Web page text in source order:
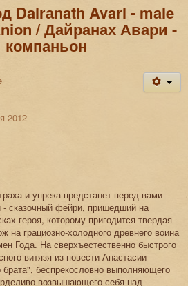
Dairаnath Avari - male
/ Дайранах Авари -
компаньон
2012
и упрека предстанет перед вами
- сказочный фейри, пришедший на
героя, которому пригодится твердая
на грациозно-холодного древнего воина
Года. На сверхъестественно быстрого
витязя из повести Анастасии
беспрекословно выполняющего
возвышающего себя над